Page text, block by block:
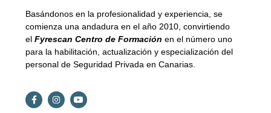
Basándonos en la profesionalidad y experiencia, se
comienza una andadura en el año 2010, convirtiendo
el Fyrescan Centro de Formación en el número uno
para la habilitación, actualización y especialización del
personal de Seguridad Privada en Canarias.